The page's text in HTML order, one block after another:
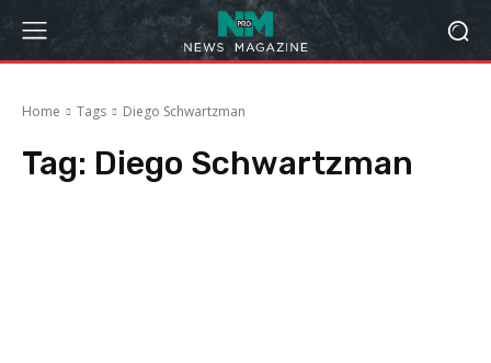
Home Tags Diego Schwartzman
Tag: Diego Schwartzman